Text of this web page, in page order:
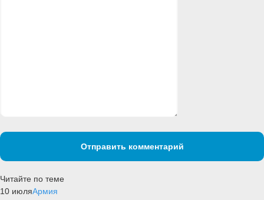
Отправить комментарий
Читайте по теме
10 июляАрмия